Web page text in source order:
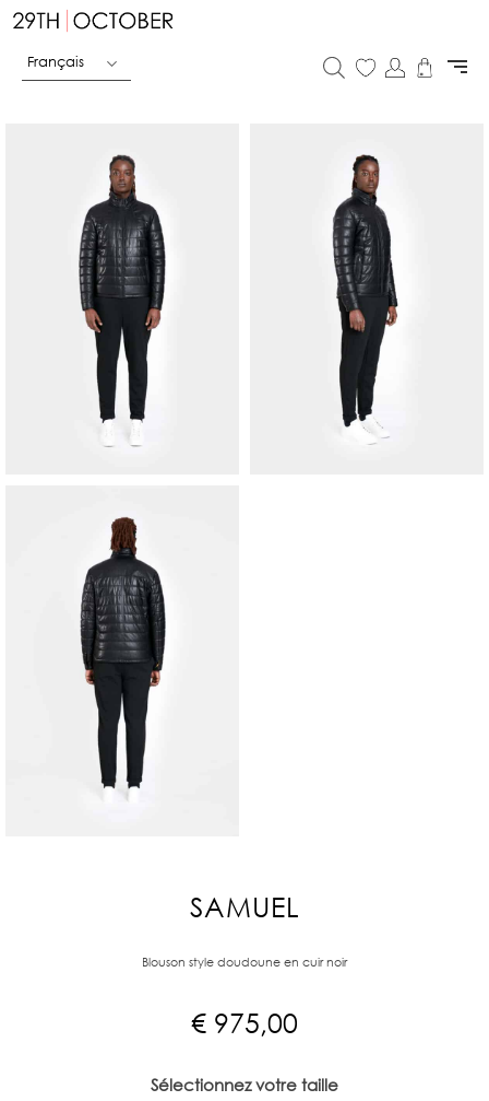
Français
SAMUEL
Blouson style doudoune en cuir noir
€ 975,00
Sélectionnez votre taille